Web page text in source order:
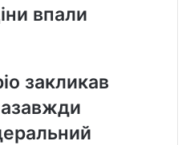
впали
закликав